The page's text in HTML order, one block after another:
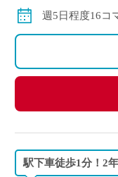
週5日程度16コ
駅下車徒歩1分！2